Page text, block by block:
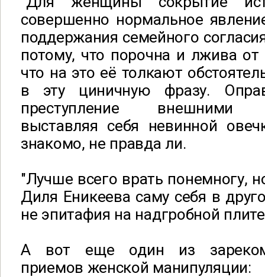
совершенно нормальное
поддержания семейного
потому, что порочна и лжива
что на это её толкают
в эту циничную фразу.
преступление внешними
выставляя себя невинной
знакомо, не правда ли.
"Лучше всего врать понемногу,
Диля Еникеева саму себя в
не эпитафия на надгробной
А вот еще один из
приемов женской манипуляции: